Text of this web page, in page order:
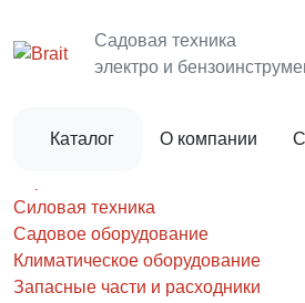
Садовая техника
электро и
Каталог О компании
Магнитные
Единая аккумуляторная платформа
Силовая техника
Садовое оборудование
Климатическое оборудование
Запасные части и расходники